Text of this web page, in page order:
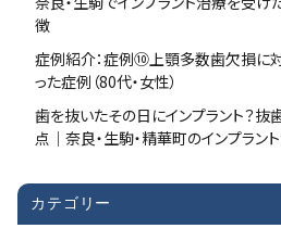
徴
症例紹介：症例⑩上顎多数歯欠損に
った症例（80代・女性）
歯を抜いたその日にインプラント？抜
点｜奈良・生駒・精華町のインプラン
カテゴリー